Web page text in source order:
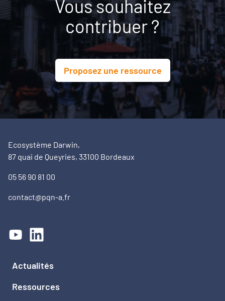
Vous souhaitez
contribuer ?
Proposez une ressource
Ecosystème Darwin,
87 quai de Queyries, 33100 Bordeaux
05 56 90 81 00
contact@pqn-a.fr
Actualités
Ressources